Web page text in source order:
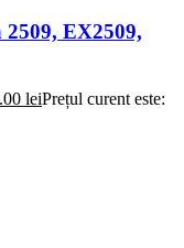
2509, EX2509,
leiPrețul curent este: